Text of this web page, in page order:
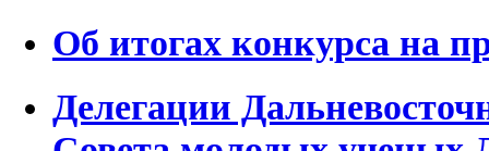
Об итогах конкурса на
Делегации